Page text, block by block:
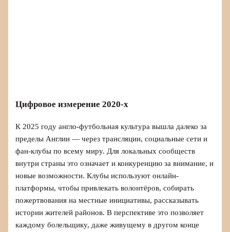
Цифровое измерение 2020-х
К 2025 году англо-футбольная культура вышла далеко за
пределы Англии — через трансляции, социальные сети и
фан-клубы по всему миру. Для локальных сообществ
внутри страны это означает и конкуренцию за внимание, и
новые возможности. Клубы используют онлайн-
платформы, чтобы привлекать волонтёров, собирать
пожертвования на местные инициативы, рассказывать
истории жителей районов. В перспективе это позволяет
каждому болельщику, даже живущему в другом конце